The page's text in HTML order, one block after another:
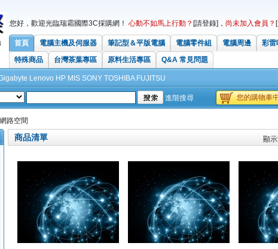
您好，歡迎光臨瑞霜國際3C採購網！ 心動不如馬上行動？ [請登錄] ， 尚未加入會員？
首頁 電腦主機及伺服器 筆記型＆平版電腦 電腦零件組 電腦周邊 彩雷
特殊商品
台灣茶葉專區 原料生活專區 Q&A 常見問題
Lenovo HP MIS SONY TOSHIBA FUJITSU
進階搜尋 您的購物車
路空間
商品清單 顯示